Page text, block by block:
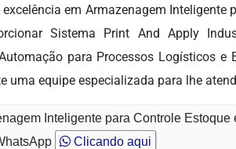
em Armazenagem
Sistema Print And Apply
para Processos Logísticos
equipe especializada para lhe
Inteligente para Controle
Clicando aqui